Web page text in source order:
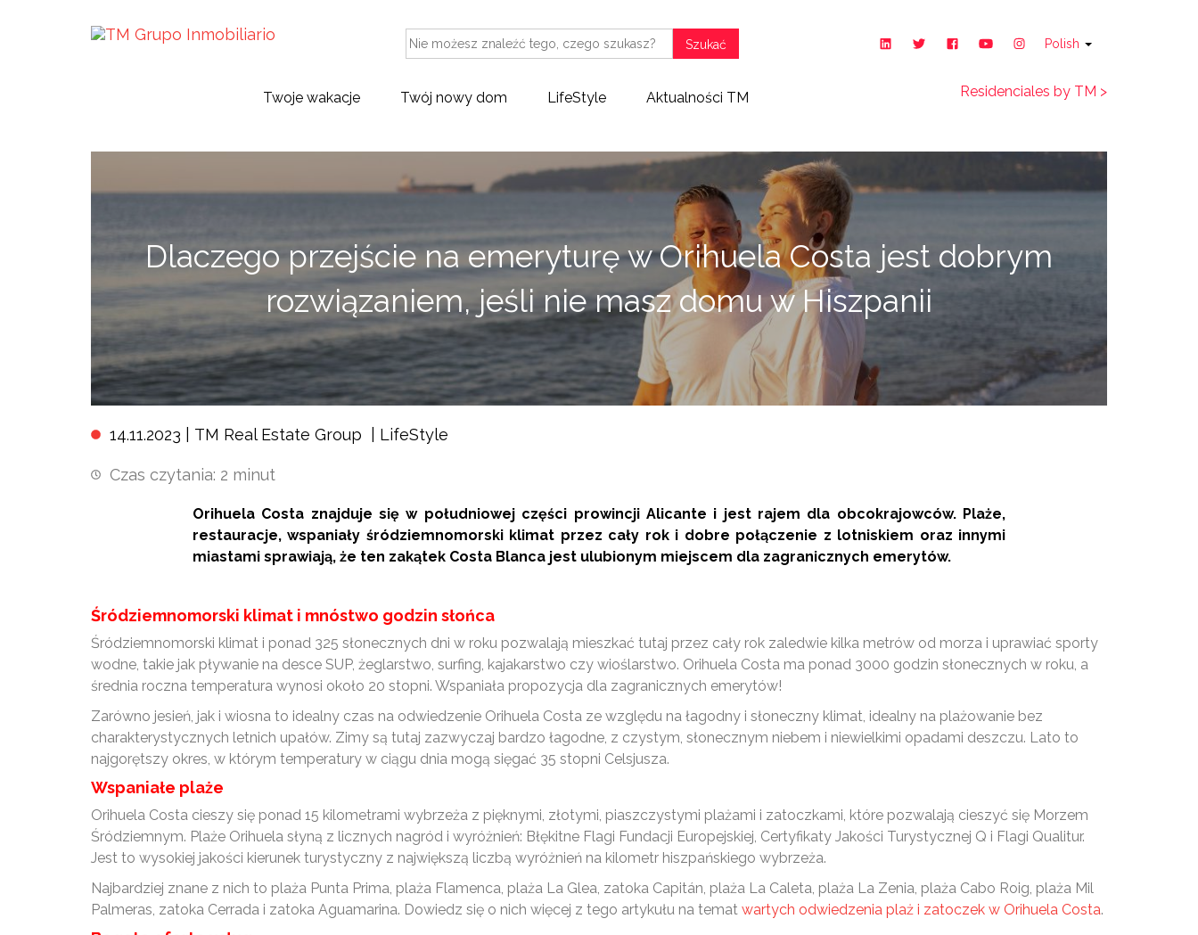
Szukać Polish
Twoje wakacje Twój nowy dom LifeStyle Aktualności TM Residenciales by TM >
Dlaczego przejście na emeryturę w Orihuela Costa jest dobrym
rozwiązaniem, jeśli nie masz domu w Hiszpanii
14.11.2023 | TM Real Estate Group LifeStyle
Czas czytania: 2 minut
Orihuela Costa znajduje się w południowej części prowincji Alicante i jest rajem dla obcokrajowców. Plaże,
restauracje, wspaniały śródziemnomorski klimat przez cały rok i dobre połączenie z lotniskiem oraz innymi
miastami sprawiają, że ten zakątek Costa Blanca jest ulubionym miejscem dla zagranicznych emerytów.
Śródziemnomorski klimat i mnóstwo godzin słońca
Śródziemnomorski klimat i ponad 325 słonecznych dni w roku pozwalają mieszkać tutaj przez cały rok zaledwie kilka metrów od morza i uprawiać sporty
wodne, takie jak pływanie na desce SUP, żeglarstwo, surfing, kajakarstwo czy wioślarstwo. Orihuela Costa ma ponad 3000 godzin słonecznych w roku, a
średnia roczna temperatura wynosi około 20 stopni. Wspaniała propozycja dla zagranicznych emerytów!
Zarówno jesień, jak i wiosna to idealny czas na odwiedzenie Orihuela Costa ze względu na łagodny i słoneczny klimat, idealny na plażowanie bez
charakterystycznych letnich upałów. Zimy są tutaj zazwyczaj bardzo łagodne, z czystym, słonecznym niebem i niewielkimi opadami deszczu. Lato to
najgorętszy okres, w którym temperatury w ciągu dnia mogą sięgać 35 stopni Celsjusza.
Wspaniałe plaże
Orihuela Costa cieszy się ponad 15 kilometrami wybrzeża z pięknymi, złotymi, piaszczystymi plażami i zatoczkami, które pozwalają cieszyć się Morzem
Śródziemnym. Plaże Orihuela słyną z licznych nagród i wyróżnień: Błękitne Flagi Fundacji Europejskiej, Certyfikaty Jakości Turystycznej Q i Flagi Qualitur.
Jest to wysokiej jakości kierunek turystyczny z największą liczbą wyróżnień na kilometr hiszpańskiego wybrzeża.
Najbardziej znane z nich to plaża Punta Prima, plaża Flamenca, plaża La Glea, zatoka Capitán, plaża La Caleta, plaża La Zenia, plaża Cabo Roig, plaża Mil
Palmeras, zatoka Cerrada i zatoka Aguamarina. Dowiedz się o nich więcej z tego artykułu na temat wartych odwiedzenia plaż i zatoczek w Orihuela Costa.